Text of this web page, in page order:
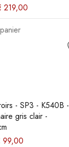
219,00
- SP3 - K540B -
gris clair -
99,00